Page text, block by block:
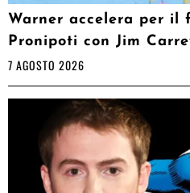
Warner accelera per il
Pronipoti con Jim
7 AGOSTO 2026